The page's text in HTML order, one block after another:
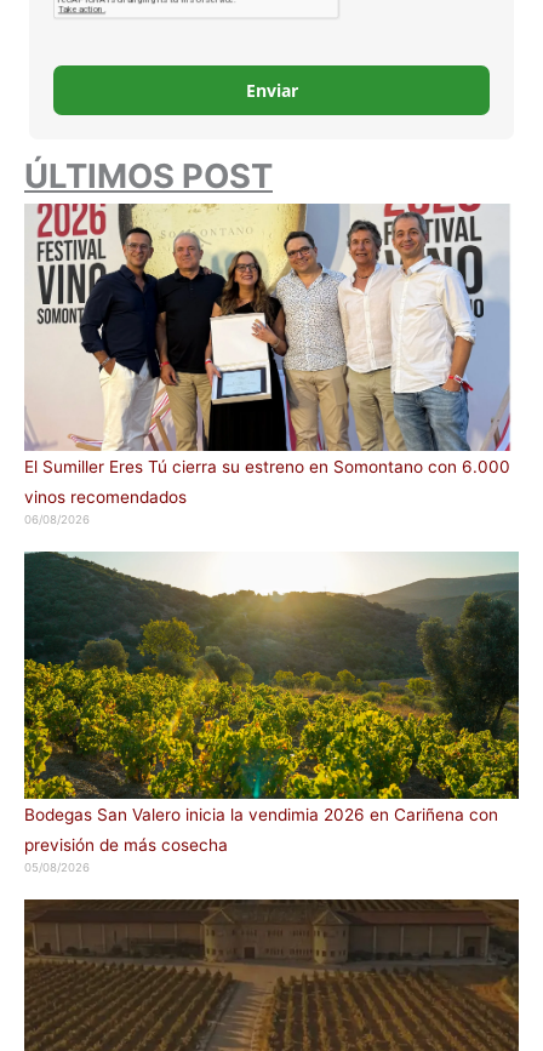
Enviar
ÚLTIMOS POST
El Sumiller Eres Tú cierra su estreno en Somontano con 6.000
vinos recomendados
06/08/2026
Bodegas San Valero inicia la vendimia 2026 en Cariñena con
previsión de más cosecha
05/08/2026